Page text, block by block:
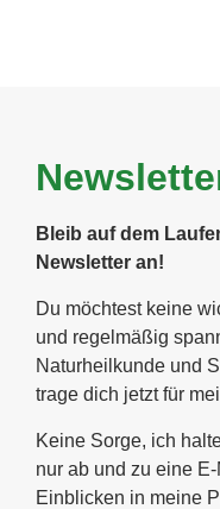
Bleib auf dem
Newsletter an!
Du möchtest keine
und regelmäßig
Naturheilkunde und
trage dich jetzt für
Keine Sorge, ich
nur ab und zu eine
Einblicken in meine